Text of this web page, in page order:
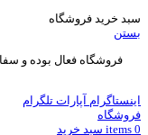
سبد خرید فروشگاه
بستن
فروشگاه فعال بوده و
اینستاگرام آپارات تلگرام
فروشگاه
0
items سبد خريد